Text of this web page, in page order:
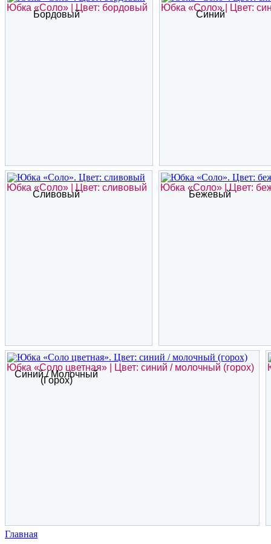
Юбка «Соло» | Цвет: бордовый
Бордовый
Юбка «Соло» | Цвет:
Синий
Юбка «Соло» | Цвет: сливовый
Сливовый
Юбка «Соло» | Цвет:
Бежевый
Юбка «Соло цветная» | Цвет: синий / молочный (горох)
Синий / Молочный
(горох)
Главная